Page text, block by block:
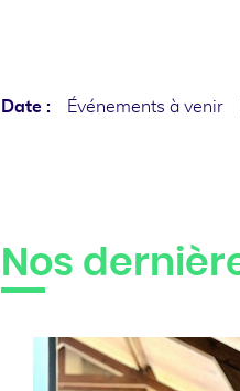
Date : Événements à venir
Nos